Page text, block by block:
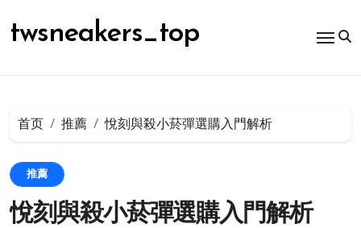
容
twsneakers_top
首页 推薦 悅刻與殺小菸彈選購入門解析
推薦
悅刻與殺小菸彈選購入門解析